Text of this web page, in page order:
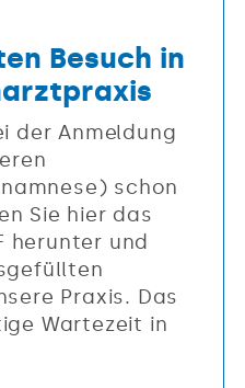
Besuch in
der Anmeldung
schon
Sie hier das
herunter und
Praxis. Das
Wartezeit in